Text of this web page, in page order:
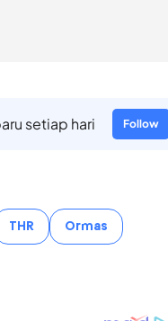
setiap hari Follow
THR Ormas